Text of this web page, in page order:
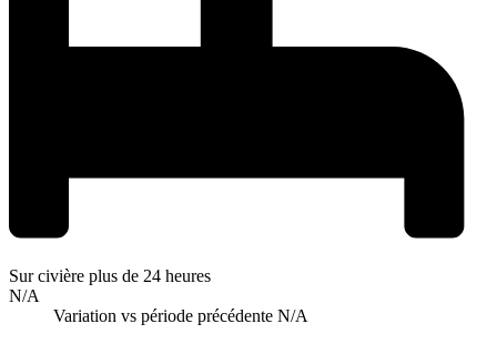
Sur civière plus de 24 heures
N/A
Variation vs période précédente N/A